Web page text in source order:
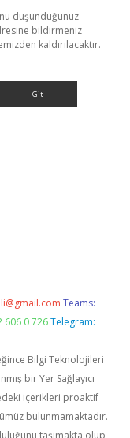
düşündüğünüz
bildirmeniz
kaldırılacaktır.
Teams:
606 0 726 Telegram:
Bilgi Teknolojileri
bir Yer Sağlayıcı
içerikleri proaktif
bulunmamaktadır.
taşımakta olup,